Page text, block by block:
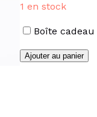
1 en stock
Options
Boîte cadeau
quantité
Ajouter au panier